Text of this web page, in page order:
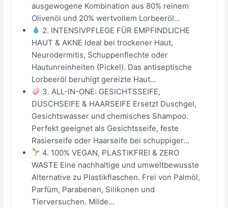
ausgewogene Kombination aus 80% reinem
Olivenöl und 20% wertvollem Lorbeeröl...
2. INTENSIVPFLEGE FÜR EMPFINDLICHE
HAUT & AKNE Ideal bei trockener Haut,
Neurodermitis, Schuppenflechte oder
Hautunreinheiten (Pickel). Das antiseptische
Lorbeeröl beruhigt gereizte Haut...
3. ALL-IN-ONE: GESICHTSSEIFE,
DUSCHSEIFE & HAARSEIFE Ersetzt Duschgel,
Gesichtswasser und chemisches Shampoo.
Perfekt geeignet als Gesichtsseife, feste
Rasierseife oder Haarseife bei schuppiger...
4. 100% VEGAN, PLASTIKFREI & ZERO
WASTE Eine nachhaltige und umweltbewusste
Alternative zu Plastikflaschen. Frei von Palmöl,
Parfüm, Parabenen, Silikonen und
Tierversuchen. Milde...